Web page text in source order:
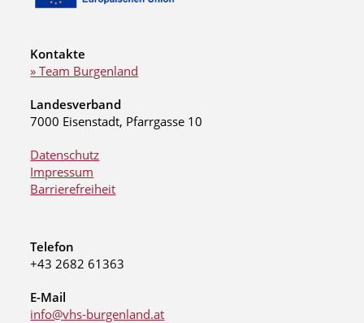
Kontakte
» Team Burgenland
Landesverband
7000 Eisenstadt, Pfarrgasse 10
Datenschutz
Impressum
Barrierefreiheit
Telefon
+43 2682 61363
E-Mail
info@vhs-burgenland.at